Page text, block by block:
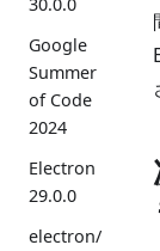
Google
Summer
of Code
2024
Electron
29.0.0
electron/